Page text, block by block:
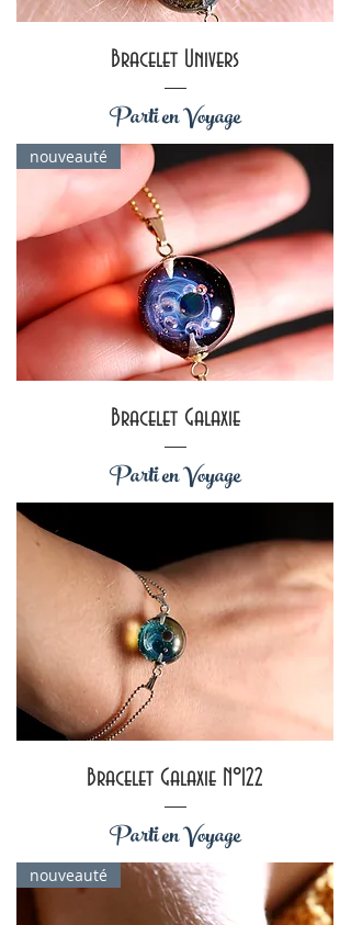
Bracelet Univers
Parti en Voyage
nouveauté
Bracelet Galaxie
Parti en Voyage
Bracelet Galaxie N°122
Parti en Voyage
nouveauté